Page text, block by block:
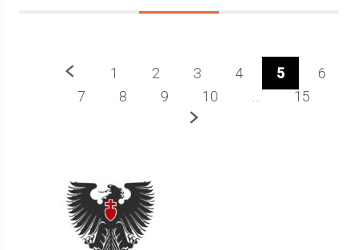
Precedente
1 2 3 4 5
6
7
8 9 10
15
Successivo
laterale